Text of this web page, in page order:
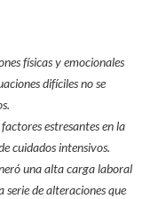
físicas y emocionales
difíciles no se
estresantes en la
cuidados intensivos.
una alta carga laboral
de alteraciones que